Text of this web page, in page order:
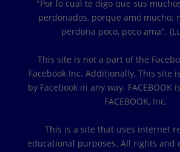
"Por lo cual te digo que sus
perdonados, porque amó mucho;
perdona poco, poco ama".
This site is not a part of the
Facebook Inc. Additionally, This site
by Facebook in any way. FACEBOOK
FACEBOOK, Inc.
This is a site that uses internet
educational purposes. All rights and